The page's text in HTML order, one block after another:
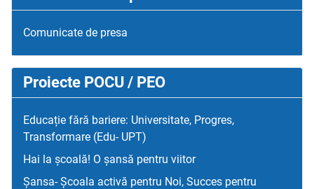
Comunicate de presa
Proiecte POCU / PEO
Educație fără bariere: Universitate, Progres,
Transformare (Edu- UPT)
Hai la școală! O șansă pentru viitor
Șansa- Școala activă pentru Noi, Succes pentru